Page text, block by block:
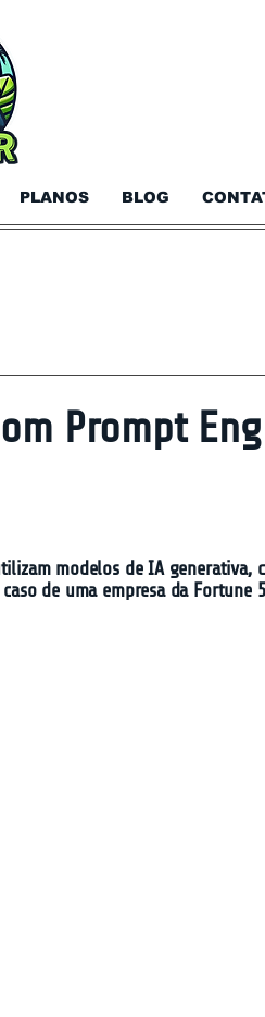
PLANOS BLOG
Prompt
modelos de IA generativa,
de uma empresa da Fortune